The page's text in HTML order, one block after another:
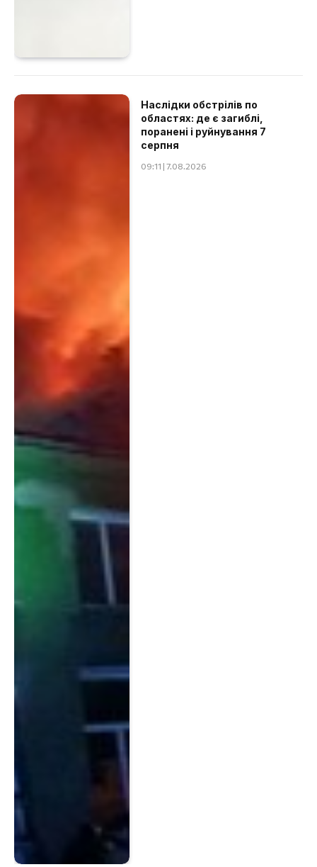
Наслідки обстрілів по
областях: де є загиблі,
поранені і руйнування 7
серпня
09:11 | 7.08.2026